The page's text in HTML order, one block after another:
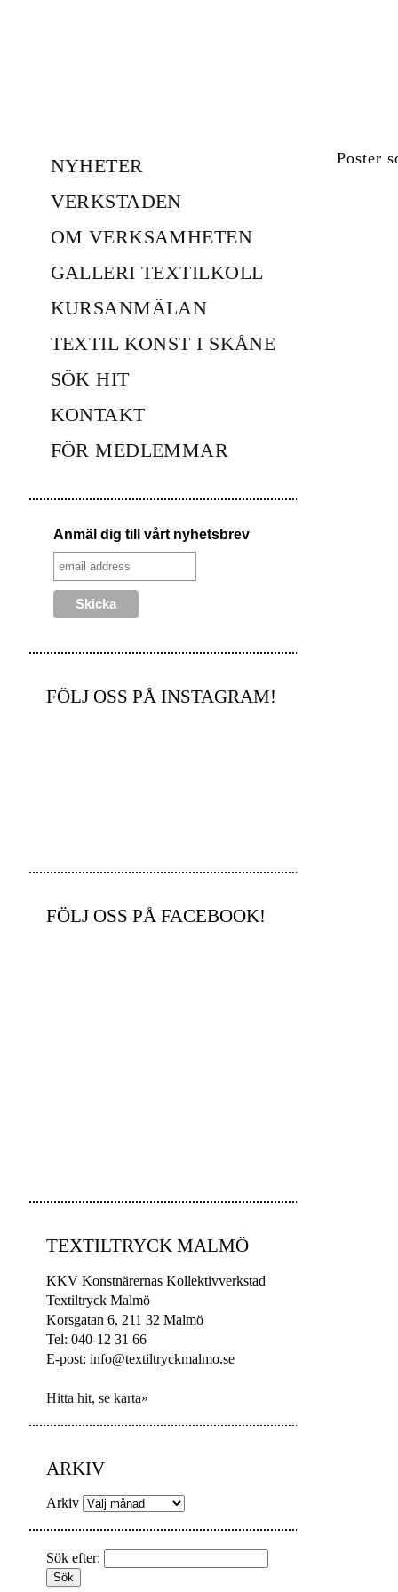
Poster
NYHETER
VERKSTADEN
OM VERKSAMHETEN
GALLERI TEXTILKOLL
KURSANMÄLAN
TEXTIL KONST I SKÅNE
SÖK HIT
KONTAKT
FÖR MEDLEMMAR
Anmäl dig till vårt nyhetsbrev
FÖLJ OSS PÅ INSTAGRAM!
FÖLJ OSS PÅ FACEBOOK!
TEXTILTRYCK MALMÖ
KKV Konstnärernas Kollektivverkstad
Textiltryck Malmö
Korsgatan 6, 211 32 Malmö
Tel: 040-12 31 66
E-post: info@textiltryckmalmo.se
Hitta hit, se karta»
ARKIV
Arkiv
Sök efter: